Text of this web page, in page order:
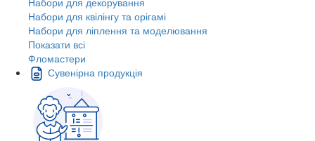
Набори для квілінгу та орігамі
Набори для ліплення та моделювання
Показати всі
Фломастери
Сувенірна продукція